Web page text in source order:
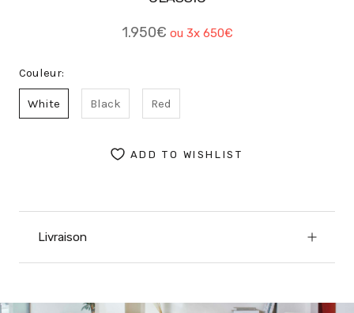
1.950€ ou 3x 650€
Couleur:
White Black Red
ADD TO WISHLIST
Livraison